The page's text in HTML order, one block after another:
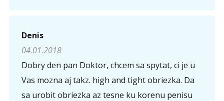
Denis
04.01.2018
Dobry den pan Doktor, chcem sa spytat, ci je u
Vas mozna aj takz. high and tight obriezka. Da
sa urobit obriezka az tesne ku korenu penisu